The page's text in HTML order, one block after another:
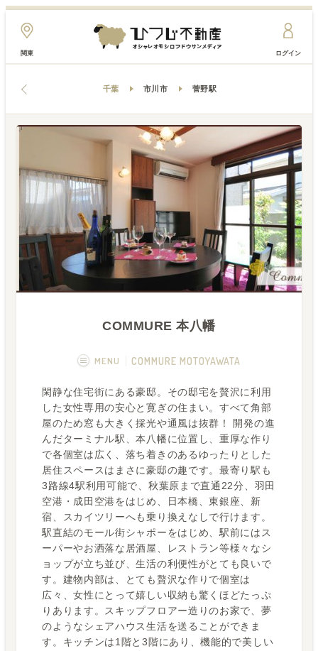
関東 ログイン
千葉 市川市 菅野駅
COMMURE 本八幡
MENU COMMURE MOTOYAWATA
概要 画像一覧
空室状況 運営者
フカボリ記事
閑静な住宅街にある豪邸。その邸宅を贅沢に利用
した女性専用の安心と寛ぎの住まい。すべて角部
屋のため窓も大きく採光や通風は抜群！ 開発の進
んだターミナル駅、本八幡に位置し、重厚な作り
で各個室は広く、落ち着きのあるゆったりとした
居住スペースはまさに豪邸の趣です。最寄り駅も
3路線4駅利用可能で、秋葉原まで直通22分、羽田
空港・成田空港をはじめ、日本橋、東銀座、新
宿、スカイツリーへも乗り換えなしで行けます。
駅直結のモール街シャポーをはじめ、駅前にはス
ーパーやお洒落な居酒屋、レストラン等様々なシ
ョップが立ち並び、生活の利便性がとても良いで
す。建物内部は、とても贅沢な作りで個室は
広々、女性にとって嬉しい収納も驚くほどたっぷ
りあります。スキップフロアー造りのお家で、夢
のようなシェアハウス生活を送ることができま
す。キッチンは1階と3階にあり、機能的で美しい